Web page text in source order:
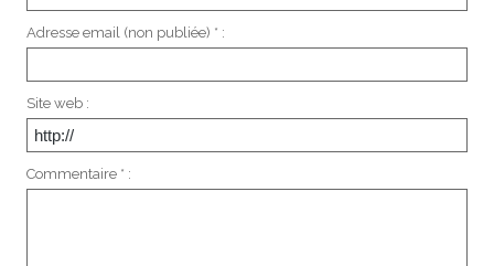
Adresse email (non publiée) * :
Site web :
Commentaire * :